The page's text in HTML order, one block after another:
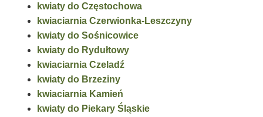
kwiaty do Częstochowa
kwiaciarnia Czerwionka-Leszczyny
kwiaty do Sośnicowice
kwiaty do Rydułtowy
kwiaciarnia Czeladź
kwiaty do Brzeziny
kwiaciarnia Kamień
kwiaty do Piekary Śląskie